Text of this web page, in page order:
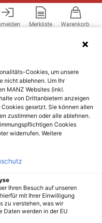
Merkliste Warenkorb
Cookies, um unsere
nicht ablehnen. Um Ihr
MANZ Websites (inkl.
von Drittanbietern anzeigen
gesetzt. Sie können allen
zustimmen oder alle ablehnen.
Cookies
widerrufen. Weitere
Ihren Besuch auf unseren
mit Ihrer Einwilligung
zu verstehen, was wir
Daten werden in der EU